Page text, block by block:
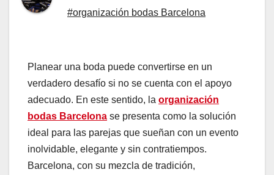
#organización bodas Barcelona
Planear una boda puede convertirse en un
verdadero desafío si no se cuenta con el apoyo
adecuado. En este sentido, la organización
bodas Barcelona se presenta como la solución
ideal para las parejas que sueñan con un evento
inolvidable, elegante y sin contratiempos.
Barcelona, con su mezcla de tradición,